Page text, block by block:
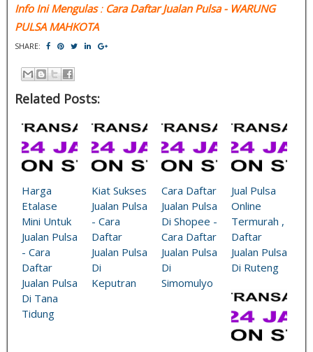
Info Ini Mengulas: Cara Daftar Jualan Pulsa- WARUNG
PULSA MAHKOTA
SHARE:
Related Posts:
Harga
Etalase
Mini Untuk
Jualan Pulsa
- Cara
Daftar
Jualan Pulsa
Di Tana
Tidung
Kiat Sukses
Jualan Pulsa
- Cara
Daftar
Jualan Pulsa
Di
Keputran
Cara Daftar
Jualan Pulsa
Di Shopee -
Cara Daftar
Jualan Pulsa
Di
Simomulyo
Jual Pulsa
Online
Termurah ,
Daftar
Jualan Pulsa
Di Ruteng